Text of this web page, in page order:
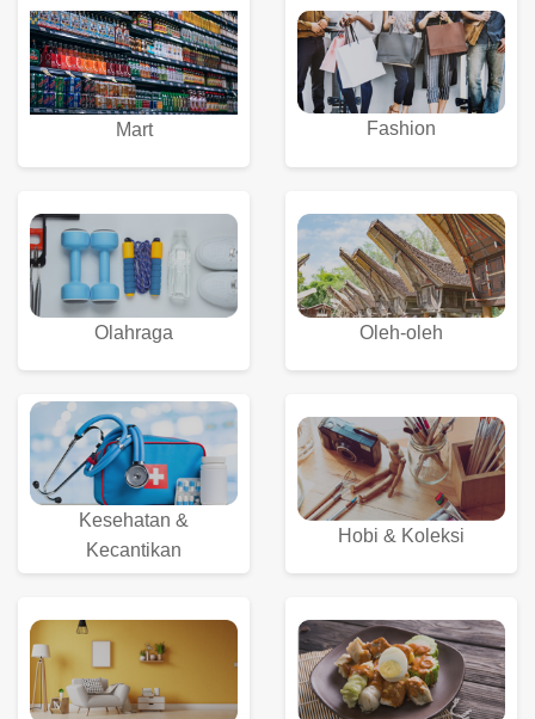
Mart Fashion
Olahraga Oleh-oleh
Kesehatan &
Kecantikan
Hobi & Koleksi